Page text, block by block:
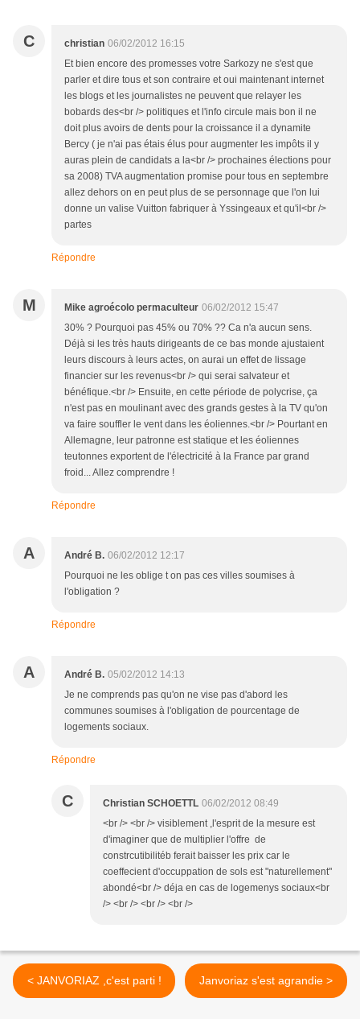
C christian 06/02/2012 16:15
Et bien encore des promesses votre Sarkozy ne s'est que
parler et dire tous et son contraire et oui maintenant internet
les blogs et les journalistes ne peuvent que relayer les
bobards des<br /> politiques et l'info circule mais bon il ne
doit plus avoirs de dents pour la croissance il a dynamite
Bercy ( je n'ai pas étais élus pour augmenter les impôts il y
auras plein de candidats a la<br /> prochaines élections pour
sa 2008) TVA augmentation promise pour tous en septembre
allez dehors on en peut plus de se personnage que l'on lui
donne un valise Vuitton fabriquer à Yssingeaux et qu'il<br />
partes
Répondre
M Mike agroécolo permaculteur 06/02/2012 15:47
30% ? Pourquoi pas 45% ou 70% ?? Ca n'a aucun sens.
Déjà si les très hauts dirigeants de ce bas monde ajustaient
leurs discours à leurs actes, on aurai un effet de lissage
financier sur les revenus<br /> qui serai salvateur et
bénéfique.<br /> Ensuite, en cette période de polycrise, ça
n'est pas en moulinant avec des grands gestes à la TV qu'on
va faire souffler le vent dans les éoliennes.<br /> Pourtant en
Allemagne, leur patronne est statique et les éoliennes
teutonnes exportent de l'électricité à la France par grand
froid... Allez comprendre !
Répondre
A André B. 06/02/2012 12:17
Pourquoi ne les oblige t on pas ces villes soumises à
l'obligation ?
Répondre
A André B. 05/02/2012 14:13
Je ne comprends pas qu'on ne vise pas d'abord les
communes soumises à l'obligation de pourcentage de
logements sociaux.
Répondre
C Christian SCHOETTL 06/02/2012 08:49
<br /> <br /> visiblement ,l'esprit de la mesure est
d'imaginer que de multiplier l'offre de
constrcutibilitéb ferait baisser les prix car le
coeffecient d'occuppation de sols est "naturellement"
abondé<br /> déja en cas de logemenys sociaux<br
/> <br /> <br /> <br />
< JANVORIAZ ,c'est parti ! Janvoriaz s'est agrandie >